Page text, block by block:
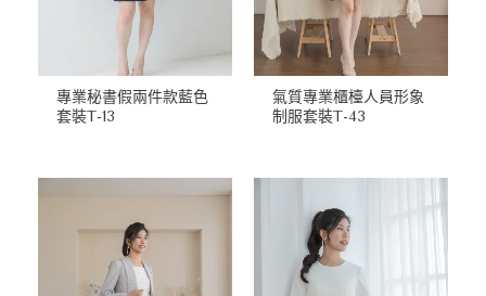
專業秘書假兩件款藍色
套裝T-13
氣質專業櫃檯人員形象
制服套裝T-43